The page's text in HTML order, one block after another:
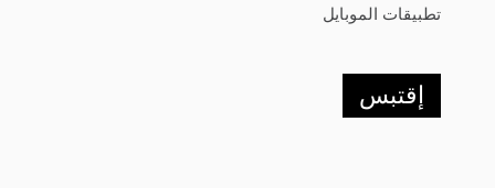
تطبيقات الموبايل
إقتبس